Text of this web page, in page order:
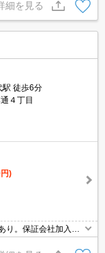
細を見る
駅 徒歩6分
４丁目
)
り。保証会社加入要